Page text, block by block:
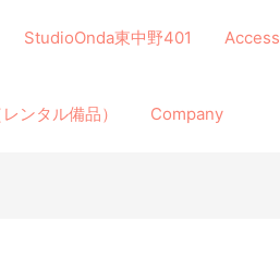
StudioOnda東中野401 Access
ンタル備品） Company